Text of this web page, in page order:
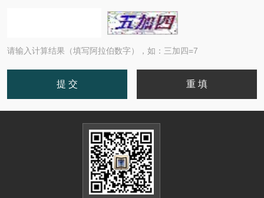
请输入计算结果（填写阿拉伯数字），如：三加四=7